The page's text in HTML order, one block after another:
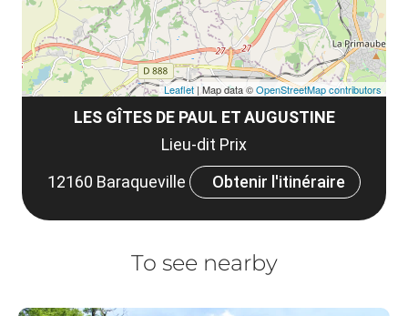
LES GÎTES DE PAUL ET AUGUSTINE
Lieu-dit Prix
12160 Baraqueville
Obtenir l'itinéraire
Leaflet | Map data ©OpenStreetMap contributors
To see nearby